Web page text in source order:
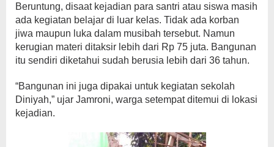
Beruntung, disaat kejadian para santri atau siswa masih
ada kegiatan belajar di luar kelas. Tidak ada korban
jiwa maupun luka dalam musibah tersebut. Namun
kerugian materi ditaksir lebih dari Rp 75 juta. Bangunan
itu sendiri diketahui sudah berusia lebih dari 36 tahun.
“Bangunan ini juga dipakai untuk kegiatan sekolah
Diniyah,” ujar Jamroni, warga setempat ditemui di lokasi
kejadian.